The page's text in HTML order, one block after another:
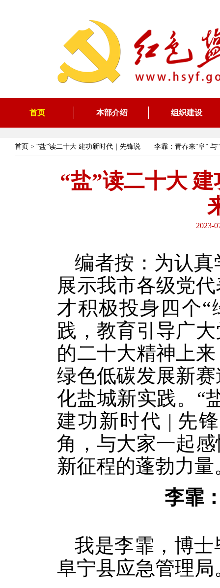
首页 本部介绍 组织建设
首页 > “盐”读二十大 建功新时代｜先锋说——李霏：青春来“阜” 与
“盐”读二十大
2023-
编者按：为认
展示我市各级党
才积极投身四个
践，教育引导广
的二十大精神上
绿色低碳发展新
化盐城新实践。“
建功新时代 | 先
角，与大家一起
新征程的蓬勃力量
李霏
我是李霏，博
阜宁县应急管理局